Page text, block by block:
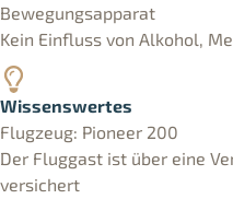
Bewegungsapparat
Kein Einfluss von Alkohol,
Wissenswertes
Flugzeug: Pioneer 200
Der Fluggast ist über eine
versichert